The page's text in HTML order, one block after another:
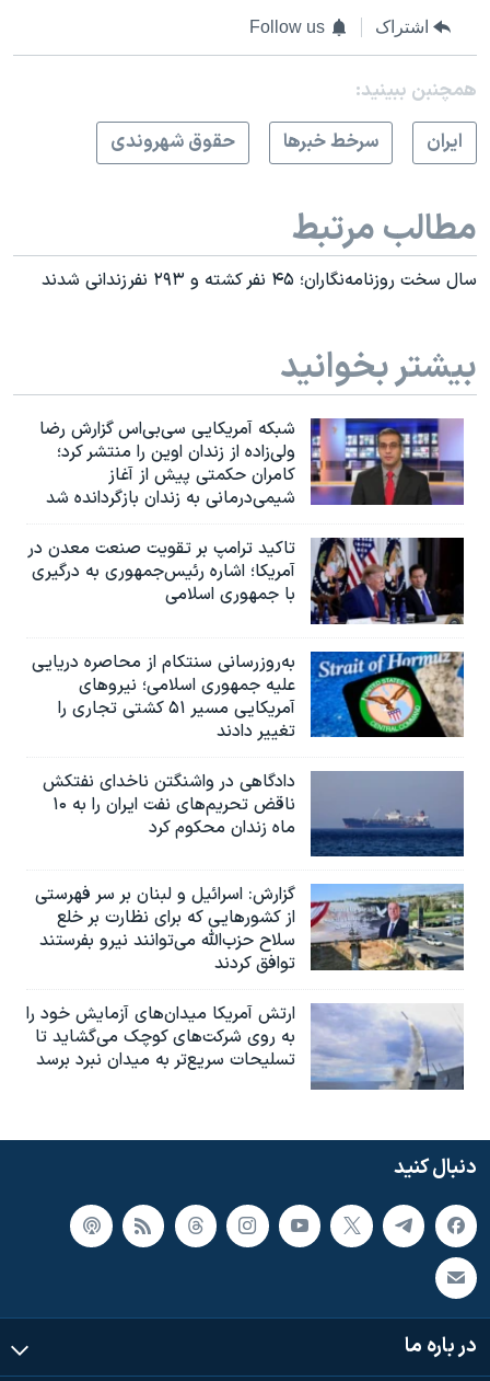
اشتراک Follow us
همچنبن ببینید:
ايران
سرخط خبرها حقوق شهروندی
مطالب مرتبط
سال سخت روزنامه‌نگاران؛ ۴۵ نفر کشته و ٢٩٣ نفر زندانی شدند
بیشتر بخوانید
شبکه آمریکایی سی‌بی‌‌اس گزارش رضا
ولی‌زاده از زندان اوین را منتشر کرد؛
کامران حکمتی پیش از آغاز
شیمی‌درمانی به زندان بازگردانده شد
تاکید ترامپ بر تقویت صنعت معدن در
آمریکا؛ اشاره رئیس‌جمهوری به درگیری
با جمهوری اسلامی
به‌روزرسانی سنتکام از محاصره دریایی
علیه جمهوری اسلامی؛ نیروهای
آمریکایی مسیر ۵۱ کشتی تجاری را
تغییر دادند
دادگاهی در واشنگتن ناخدای نفتکش
ناقض تحریم‌های نفت ایران را به ۱۰
ماه زندان محکوم کرد
گزارش‌: اسرائيل و لبنان بر سر فهرستی
از کشورهایی که برای نظارت بر خلع
سلاح حزب‌الله می‌توانند نیرو بفرستند
توافق کردند
ارتش آمریکا میدان‌های آزمایش خود را
به روی شرکت‌های کوچک می‌گشاید تا
تسلیحات سریع‌تر به میدان نبرد برسد
دنبال کنید
در باره ما